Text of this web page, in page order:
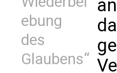
ebung
des
Glaubens“